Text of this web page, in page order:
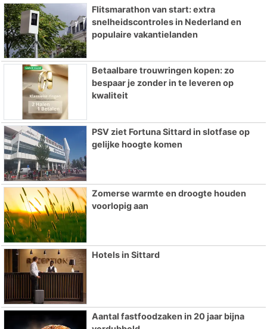
Flitsmarathon van start: extra
snelheidscontroles in Nederland en
populaire vakantielanden
Betaalbare trouwringen kopen: zo
bespaar je zonder in te leveren op
kwaliteit
PSV ziet Fortuna Sittard in slotfase op
gelijke hoogte komen
Zomerse warmte en droogte houden
voorlopig aan
Hotels in Sittard
Aantal fastfoodzaken in 20 jaar bijna